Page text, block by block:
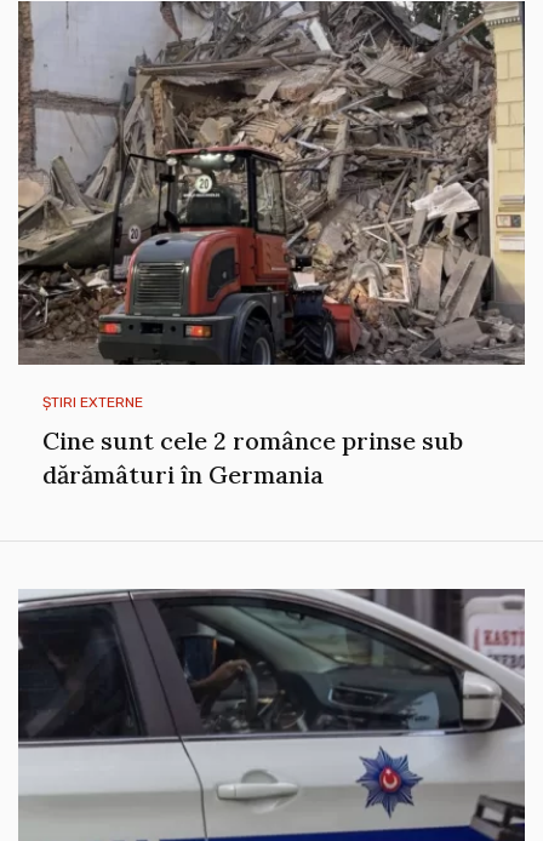
ȘTIRI EXTERNE
Cine sunt cele 2 românce prinse sub
dărămâturi în Germania